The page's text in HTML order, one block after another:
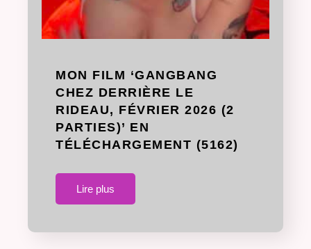
MON FILM ‘GANGBANG
CHEZ DERRIÈRE LE
RIDEAU, FÉVRIER 2026 (2
PARTIES)’ EN
TÉLÉCHARGEMENT (5162)
Lire plus